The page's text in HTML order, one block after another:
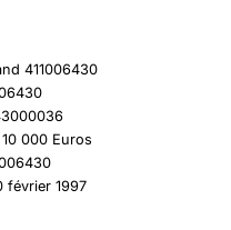
411006430
000 Euros
février 1997